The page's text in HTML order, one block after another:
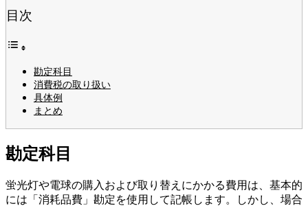
目次
勘定科目
消費税の取り扱い
具体例
まとめ
勘定科目
蛍光灯や電球の購入および取り替えにかかる費用は、基本的
には「消耗品費」勘定を使用して記帳します。しかし、場合